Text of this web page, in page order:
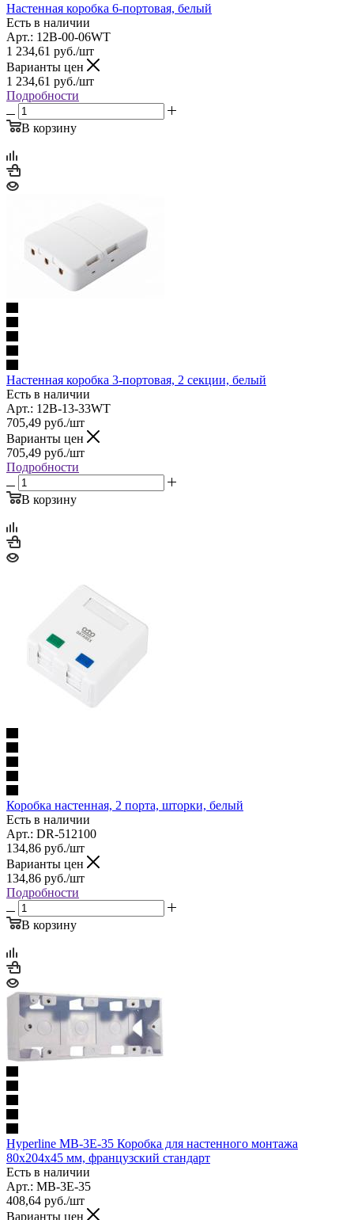
Настенная коробка 6-портовая, белый
Есть в наличии
Арт.: 12B-00-06WT
1 234,61 руб./шт
Варианты цен
1 234,61 руб./шт
Подробности
В корзину
Настенная коробка 3-портовая, 2 секции, белый
Есть в наличии
Арт.: 12B-13-33WT
705,49 руб./шт
Варианты цен
705,49 руб./шт
Подробности
В корзину
Коробка настенная, 2 порта, шторки, белый
Есть в наличии
Арт.: DR-512100
134,86 руб./шт
Варианты цен
134,86 руб./шт
Подробности
В корзину
Hyperline MB-3E-35 Коробка для настенного монтажа
80x204x45 мм, французский стандарт
Есть в наличии
Арт.: MB-3E-35
408,64 руб./шт
Варианты цен